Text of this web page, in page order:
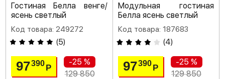
Гостиная Белла венге/
ясень светлый
Код товара: 249272
(5)
97390Р
-25 %
129 850
Модульная гостиная
Белла ясень светлый
Код товара: 187683
(4)
97390 Р
-25 %
129 850